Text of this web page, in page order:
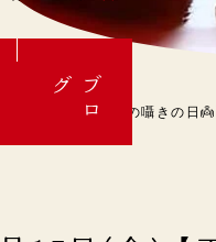
ブ
ロ
グ
2月17日(金)【天使の囁きの日